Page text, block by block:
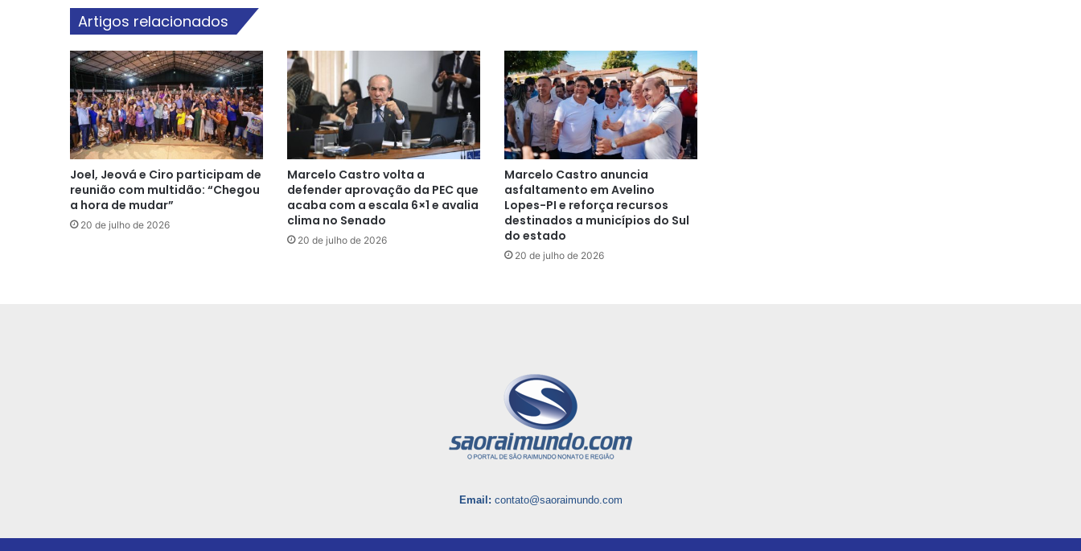
Artigos relacionados
Joel, Jeová e Ciro participam de
reunião com multidão: “Chegou
a hora de mudar”
20 de julho de 2026
Marcelo Castro volta a
defender aprovação da PEC que
acaba com a escala 6×1 e avalia
clima no Senado
20 de julho de 2026
Marcelo Castro anuncia
asfaltamento em Avelino
Lopes-PI e reforça recursos
destinados a municípios do Sul
do estado
20 de julho de 2026
Email: contato@saoraimundo.com